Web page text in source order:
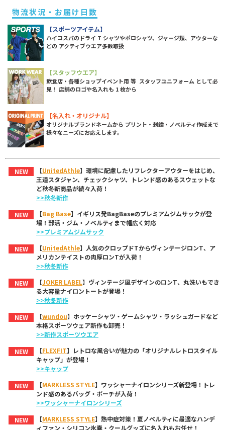
物流状況・お届け日数
【スポーツアイテム】
ハイコスパのドライ T シャツやポロシャツ、ジャージ類、アウターな
どの アクティブウエア多数取扱
【スタッフウエア】
飲食店・各種ショップイベント用 等 スタッフユニフォーム として必
見！ 店舗のロゴや名入れも 1 枚から
【名入れ・オリジナル】
オリジナルブランドネームから プリント・刺繍・ノベルティ作成まで
様々なニーズにお応えします。
NEW 【UnitedAthle】環境に配慮したリフレクターアウターをはじめ、
王道スタジャン、チェックシャツ、トレンド感のあるスウェットな
ど秋冬新商品が続々入荷！
>>秋冬新作
NEW
【Bag Base】イギリス発BagBaseのプレミアムジムサックが登
場！部活・ジム・ノベルティまで幅広く対応
>>プレミアムジムサック
NEW
【UnitedAthle】人気のクロップドTからヴィンテージロンT、ア
メリカンテイストの肉厚ロンTが入荷！
>>秋冬新作
NEW
【JOKER LABEL】ヴィンテージ風デザインのロンT、丸洗いもでき
る大容量ナイロントートが登場！
>>秋冬新作
NEW
【wundou】ホッケーシャツ・ゲームシャツ・ラッシュガードなど
本格スポーツウェア新作も卸売！
>>新作スポーツウエア
NEW
【FLEXFIT】レトロな風合いが魅力の「オリジナルレトロスタイル
キャップ」が登場！
>>キャップ
NEW
【MARKLESS STYLE】ワッシャーナイロンシリーズ新登場！トレ
ンド感のあるバッグ・ポーチが入荷！
>>ワッシャーナイロンシリーズ
NEW
【MARKLESS STYLE】熱中症対策！夏ノベルティに最適なハンデ
ィファン・シリコン氷嚢・クールグッズに名入れもお任せ！